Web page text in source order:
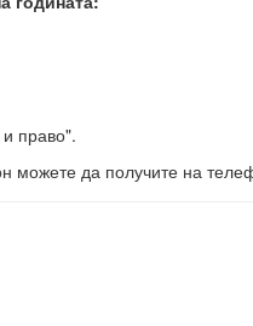
право".
можете да получите на